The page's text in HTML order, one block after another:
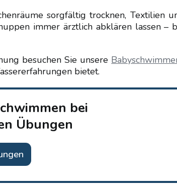
sorgfältig trocknen, Textilien
immer ärztlich abklären lassen –
besuchen Sie unsere
bietet.
bei
Übungen